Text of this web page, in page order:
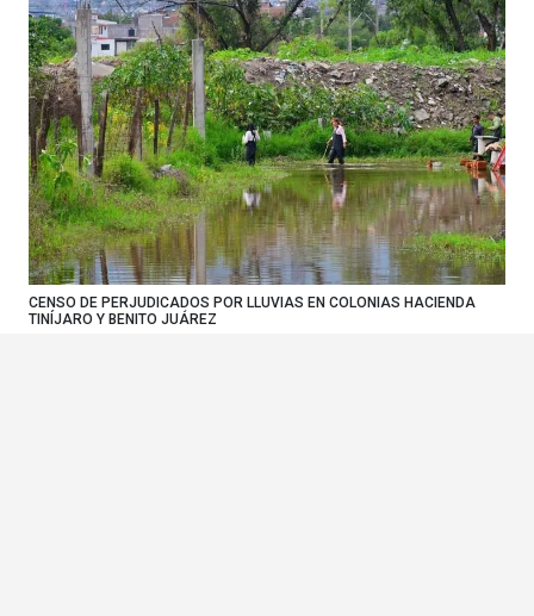
CENSO DE PERJUDICADOS POR LLUVIAS EN COLONIAS HACIENDA
TINÍJARO Y BENITO JUÁREZ